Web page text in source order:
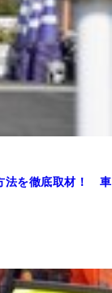
法を徹底取材！ 車